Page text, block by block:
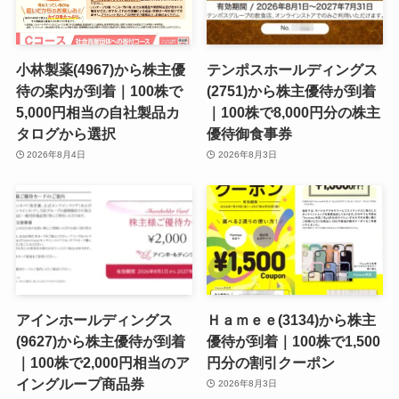
小林製薬(4967)から株主優
待の案内が到着｜100株で
5,000円相当の自社製品カ
タログから選択
2026年8月4日
テンポスホールディングス
(2751)から株主優待が到着
｜100株で8,000円分の株主
優待御食事券
2026年8月3日
アインホールディングス
(9627)から株主優待が到着
｜100株で2,000円相当のア
イングループ商品券
Ｈａｍｅｅ(3134)から株主
優待が到着｜100株で1,500
円分の割引クーポン
2026年8月3日